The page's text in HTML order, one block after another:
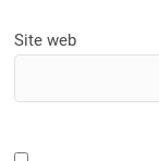
Site web